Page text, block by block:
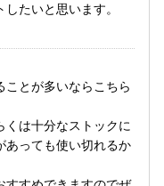
たいと思います。
ことが多いならこちら
くは十分なストックに
あっても使い切れるか